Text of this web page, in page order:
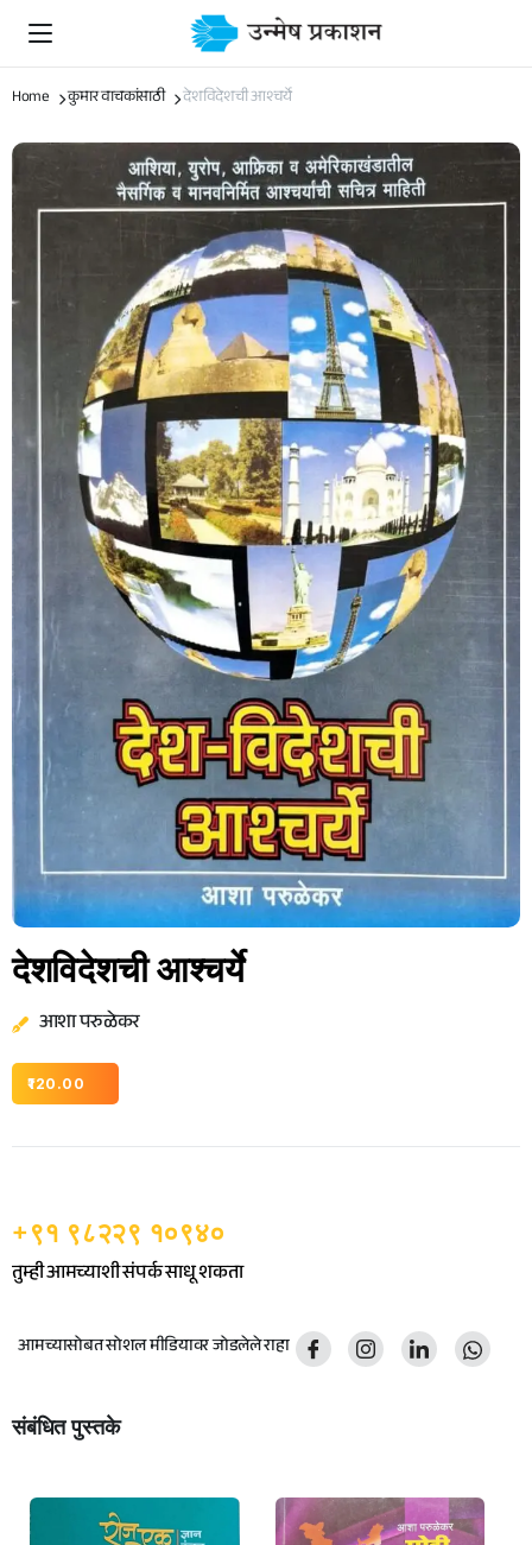
Home कुमार वाचकांसाठी देशविदेशची आश्चर्ये
देशविदेशची आश्चर्ये
आशा परुळेकर
120.00
+९१ ९८२२९ १०९४०
तुम्ही आमच्याशी संपर्क साधू शकता
आमच्यासोबत सोशल मीडियावर जोडलेले राहा
संबंधित पुस्तके